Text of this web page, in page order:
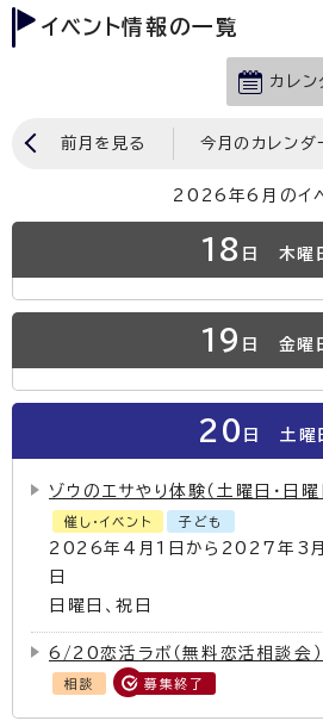
イベント情報の一覧
カレン
前月を見る 今月のカレンダ
2026年6月のイ
18 日 木曜
19 日 金曜
20 日 土曜
ゾウのエサやり体験（土曜日・日曜
催し・イベント 子ども
2026年4月1日から2027年3月
日
日曜日、祝日
6/20恋活ラボ（無料恋活相談会）
相談 募集終了